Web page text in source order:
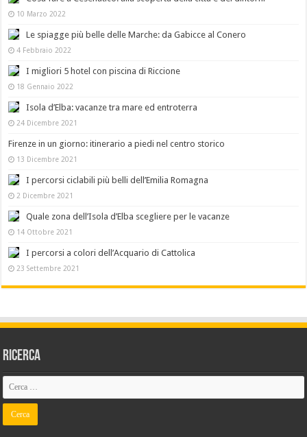
10 Marzo 2022
Le spiagge più belle delle Marche: da Gabicce al Conero
4 Febbraio 2022
I migliori 5 hotel con piscina di Riccione
18 Gennaio 2022
Isola d’Elba: vacanze tra mare ed entroterra
24 Dicembre 2021
Firenze in un giorno: itinerario a piedi nel centro storico
13 Dicembre 2021
I percorsi ciclabili più belli dell’Emilia Romagna
2 Dicembre 2021
Quale zona dell’Isola d’Elba scegliere per le vacanze
14 Ottobre 2021
I percorsi a colori dell’Acquario di Cattolica
23 Settembre 2021
Ricerca